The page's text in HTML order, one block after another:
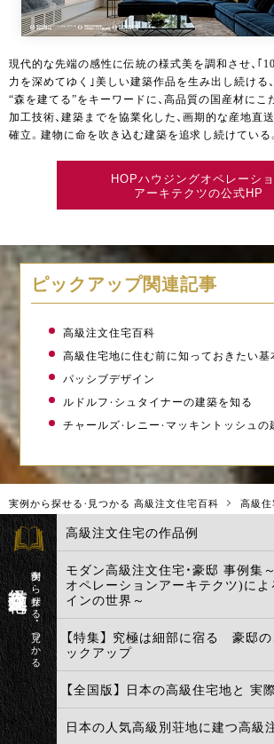
現代的な先端の感性に伝統の様式美を調和させ、｢
力を深めてゆく｣美しい建築作品を生み出し続ける、
“森を建てる”をキーワードに、高品質の国産材にこ
加工技術、建築までを協業化した、画期的な産地直
確立。建物に命を吹き込む建築を追求し続けている。
HOPハウジングオペレーシ
アーキテクツの公式HP
ピックアップ関連記事
高級注文住宅百科
高級住宅地に住む前に知っておきたい基
パッシブデザイン
ルドルフ・シュタイナーの建築を知る
チャールズ・レニー・マッキントッシュ
実例から探せる・見つかる 高級注文住宅百科 高級
実例から探せる・見つかる
高級注文住宅百科
高級注文住宅の作品例
モダン高級注文住宅・豪邸 事例集
オペレーションアーキテクツ)に
インの世界～
【特集】 究極は細部に宿る 豪邸の
ックアップ
【全国版】 日本の高級住宅地と 実
日本の人気高級別荘地に建つ高級